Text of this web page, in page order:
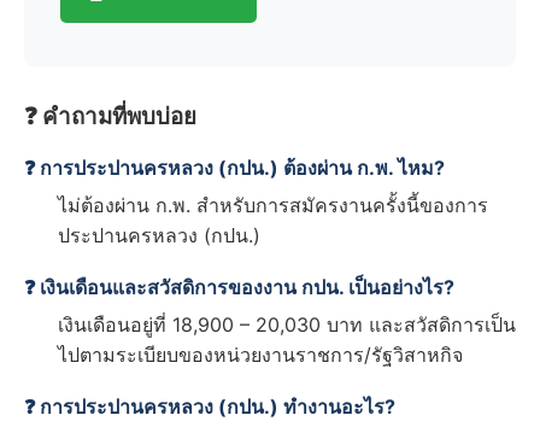
❓ คำถามที่พบบ่อย
❓ การประปานครหลวง (กปน.) ต้องผ่าน ก.พ. ไหม?
ไม่ต้องผ่าน ก.พ. สำหรับการสมัครงานครั้งนี้ของการ
ประปานครหลวง (กปน.)
❓ เงินเดือนและสวัสดิการของงาน กปน. เป็นอย่างไร?
เงินเดือนอยู่ที่ 18,900 – 20,030 บาท และสวัสดิการเป็น
ไปตามระเบียบของหน่วยงานราชการ/รัฐวิสาหกิจ
❓ การประปานครหลวง (กปน.) ทำงานอะไร?